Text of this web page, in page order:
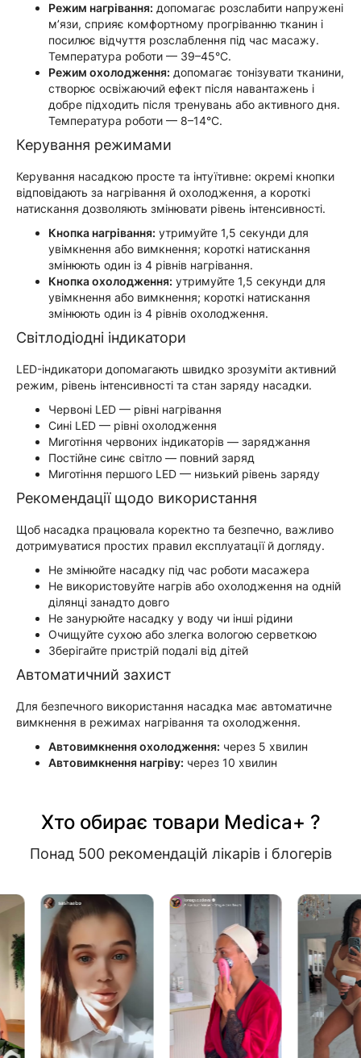
Режим нагрівання: допомагає розслабити напружені
м’язи, сприяє комфортному прогріванню тканин і
посилює відчуття розслаблення під час масажу.
Температура роботи — 39–45°C.
Режим охолодження: допомагає тонізувати тканини,
створює освіжаючий ефект після навантажень і
добре підходить після тренувань або активного дня.
Температура роботи — 8–14°C.
Керування режимами
Керування насадкою просте та інтуїтивне: окремі кнопки
відповідають за нагрівання й охолодження, а короткі
натискання дозволяють змінювати рівень інтенсивності.
Кнопка нагрівання: утримуйте 1,5 секунди для
увімкнення або вимкнення; короткі натискання
змінюють один із 4 рівнів нагрівання.
Кнопка охолодження: утримуйте 1,5 секунди для
увімкнення або вимкнення; короткі натискання
змінюють один із 4 рівнів охолодження.
Світлодіодні індикатори
LED-індикатори допомагають швидко зрозуміти активний
режим, рівень інтенсивності та стан заряду насадки.
Червоні LED — рівні нагрівання
Сині LED — рівні охолодження
Миготіння червоних індикаторів — заряджання
Постійне синє світло — повний заряд
Миготіння першого LED — низький рівень заряду
Рекомендації щодо використання
Щоб насадка працювала коректно та безпечно, важливо
дотримуватися простих правил експлуатації й догляду.
Не змінюйте насадку під час роботи масажера
Не використовуйте нагрів або охолодження на одній
ділянці занадто довго
Не занурюйте насадку у воду чи інші рідини
Очищуйте сухою або злегка вологою серветкою
Зберігайте пристрій подалі від дітей
Автоматичний захист
Для безпечного використання насадка має автоматичне
вимкнення в режимах нагрівання та охолодження.
Автовимкнення охолодження: через 5 хвилин
Автовимкнення нагріву: через 10 хвилин
Хто обирає товари Medica+ ?
Понад 500 рекомендацій лікарів і блогерів